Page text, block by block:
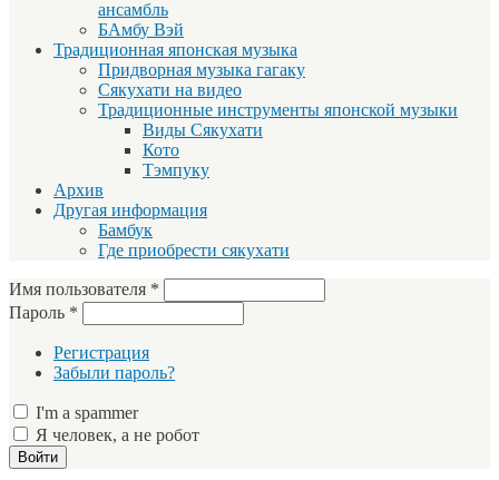
ансамбль
БАмбу Вэй
Традиционная японская музыка
Придворная музыка гагаку
Сякухати на видео
Традиционные инструменты японской музыки
Виды Сякухати
Кото
Тэмпуку
Архив
Другая информация
Бамбук
Где приобрести сякухати
Имя пользователя *
Пароль *
Регистрация
Забыли пароль?
I'm a spammer
Я человек, а не робот